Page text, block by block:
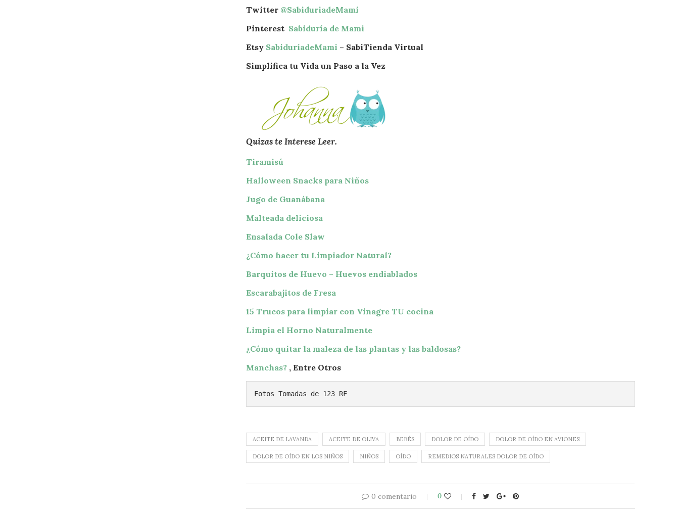
Twitter @SabiduriadeMami
Pinterest Sabiduría de Mami
Etsy SabiduríadeMami – SabiTienda Virtual
Simplifica tu Vida un Paso a la Vez
Quizas te Interese Leer.
Tiramisú
Halloween Snacks para Niños
Jugo de Guanábana
Malteada deliciosa
Ensalada Cole Slaw
¿Cómo hacer tu Limpiador Natural?
Barquitos de Huevo – Huevos endiablados
Escarabajitos de Fresa
15 Trucos para limpiar con Vinagre TU cocina
Limpia el Horno Naturalmente
¿Cómo quitar la maleza de las plantas y las baldosas?
Manchas? , Entre Otros
Fotos Tomadas de 123 RF
ACEITE DE LAVANDA ACEITE DE OLIVA BEBÉS DOLOR DE OÍDO DOLOR DE OÍDO EN AVIONES
DOLOR DE OÍDO EN LOS NIÑOS NIÑOS OÍDO REMEDIOS NATURALES DOLOR DE OÍDO
0 comentario 0